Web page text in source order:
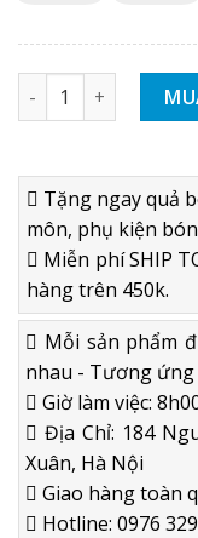
GIÀY BÓNG ĐÁ
Tặng ngay quả
môn, phụ kiện
Miễn phí SHIP
hàng trên 450k.
Mỗi sản phẩm
nhau - Tương
Giờ làm việc:
Địa Chỉ: 184
Xuân, Hà Nội
Giao hàng toàn
Hotline: 0976